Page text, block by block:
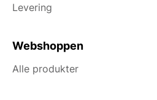
Levering
Webshoppen
Alle produkter